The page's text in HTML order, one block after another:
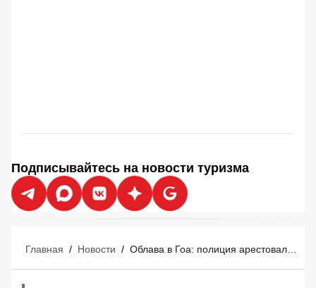
Подписывайтесь на новости туризма
Главная / Новости /